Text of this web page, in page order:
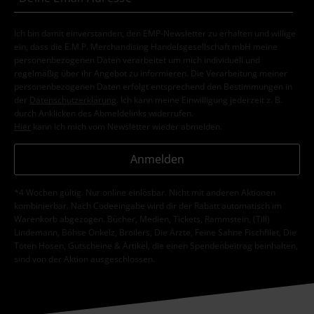
Ich bin damit einverstanden, den EMP-Newsletter zu erhalten und willige
ein, dass die E.M.P. Merchandising Handelsgesellschaft mbH meine
personenbezogenen Daten verarbeitet um mich individuell und
regelmäßig über ihr Angebot zu informieren. Die Verarbeitung meiner
personenbezogenen Daten erfolgt entsprechend den Bestimmungen in
der
Datenschutzerklärung
. Ich kann meine Einwilligung jederzeit z. B.
durch Anklicken des Abmeldelinks widerrufen.
Hier kann ich mich vom Newsletter wieder abmelden.
Anmelden
*4 Wochen gültig. Nur online einlösbar. Nicht mit anderen Aktionen
kombinierbar. Nach Codeeingabe wird dir der Rabatt automatisch im
Warenkorb abgezogen. Bücher, Medien, Tickets, Rammstein, (Till)
Lindemann, Böhse Onkelz, Broilers, Die Ärzte, Feine Sahne Fischfilet, Die
Toten Hosen, Gutscheine & Artikel, die einen Spendenbeitrag beinhalten,
sind von der Aktion ausgeschlossen.